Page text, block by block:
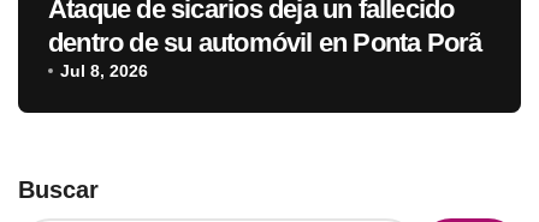
Ataque de sicarios deja un fallecido
dentro de su automóvil en Ponta Porã
Jul 8, 2026
Buscar